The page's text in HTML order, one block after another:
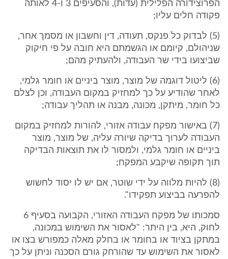
הפרוצידורה הפלילית (עדות), והסעיפים 3 ו-4 לאותה
פקודה חלים עליו;
(5) לבדוק כל פנקס, תעודה, דין וחשבון או מסמך אחר,
שניהולם, קיומם או הגשמתם היא חובה על פי חיקוק
שביצועו בידי שר העבודה, ולהעתיק מהם;
(6) ליטול דוגמה של מוצר, מוצר ביניים או חומר גלמי,
לאחר שהודיע על כך למחזיק במקום העבודה, וכן לצלם
כל חומר, מיתקן, מכונה, מבנה או תהליך עבודה;
(7) באישור מפקח עבודה אזורי, להורות למחזיק במקום
העבודה לערוך בדיקה שיורה עליה, של מוצר, מוצר
ביניים או חומר גלמי, ולמסור לו את תוצאות הבדיקה
תוך תקופה שיקבע המפקח;
(8) להיות מלווה על ידי שוטר, אם יש לו יסוד לחשוש
להפרעה בביצוע תפקידו".
סמכותו של מפקח העבודה האזורי, הקבועה בסעיף 6
לחוק, היא, בין היתר: "לאסור את השימוש במכונה,
במתקן בציוד או בחומר או בחלק מאלה כמפורש בצו או
לאסור את השימוש עד שהורחק גורם הסכנה וניתן על כך